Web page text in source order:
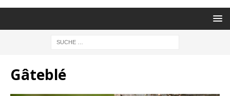
Gâteblé